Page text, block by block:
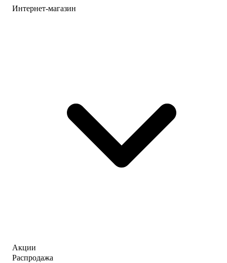
Интернет-магазин
Акции
Распродажа